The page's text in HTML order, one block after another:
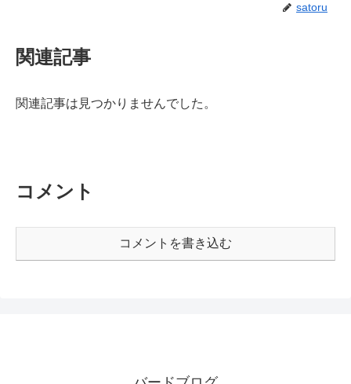
satoru
関連記事
関連記事は見つかりませんでした。
コメント
コメントを書き込む